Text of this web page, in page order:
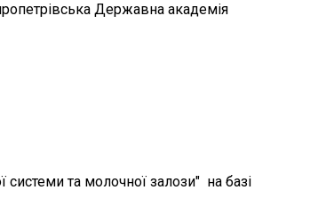
Державна академія
та молочної залози" на базі